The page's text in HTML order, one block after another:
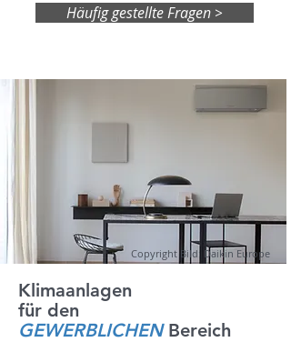
Häufig gestellte Fragen >
Copyright Bild: Daikin Europe
Klimaanlagen
für den
GEWERBLICHEN Bereich